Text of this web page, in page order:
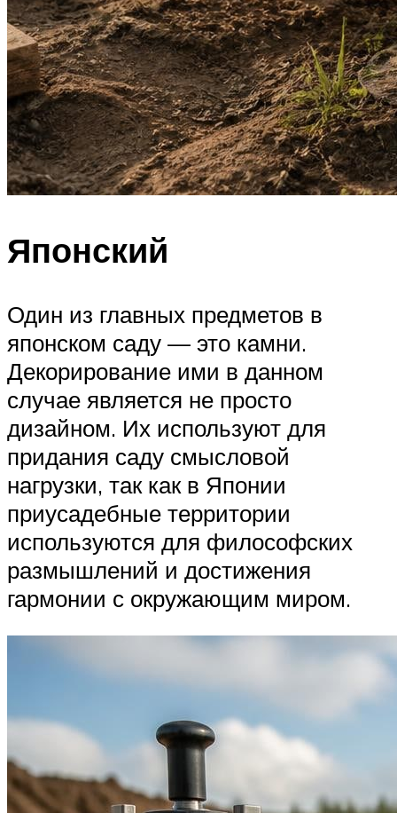
Японский
Один из главных предметов в
японском саду — это камни.
Декорирование ими в данном
случае является не просто
дизайном. Их используют для
придания саду смысловой
нагрузки, так как в Японии
приусадебные территории
используются для философских
размышлений и достижения
гармонии с окружающим миром.